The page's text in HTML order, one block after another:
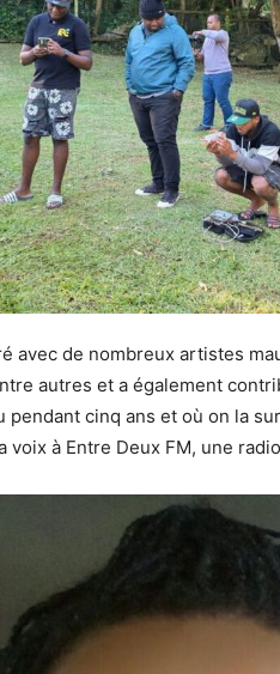
avec de nombreux artistes
autres et a également
pendant cinq ans et où on la
voix à Entre Deux FM, une